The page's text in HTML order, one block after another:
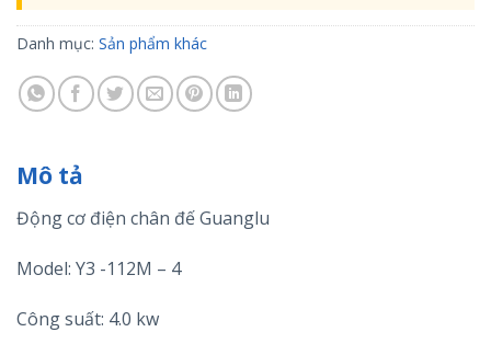
Danh mục: Sản phẩm khác
Mô tả
Động cơ điện chân đế Guanglu
Model: Y3 -112M – 4
Công suất: 4.0 kw